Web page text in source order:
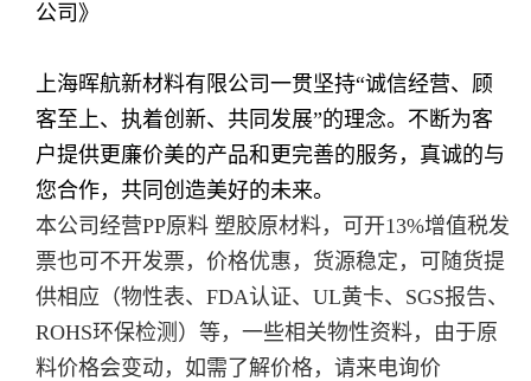
公司》
上海晖航新材料有限公司一贯坚持“诚信经营、顾
客至上、执着创新、共同发展”的理念。不断为客
户提供更廉价美的产品和更完善的服务，真诚的与
您合作，共同创造美好的未来。
本公司经营PP原料 塑胶原材料，可开13%增值税发
票也可不开发票，价格优惠，货源稳定，可随货提
供相应（物性表、FDA认证、UL黄卡、SGS报告、
ROHS环保检测）等，一些相关物性资料，由于原
料价格会变动，如需了解价格，请来电询价